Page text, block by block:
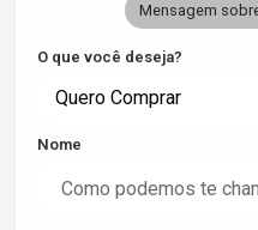
Mensagem
O que você deseja?
Quero Comprar
Nome